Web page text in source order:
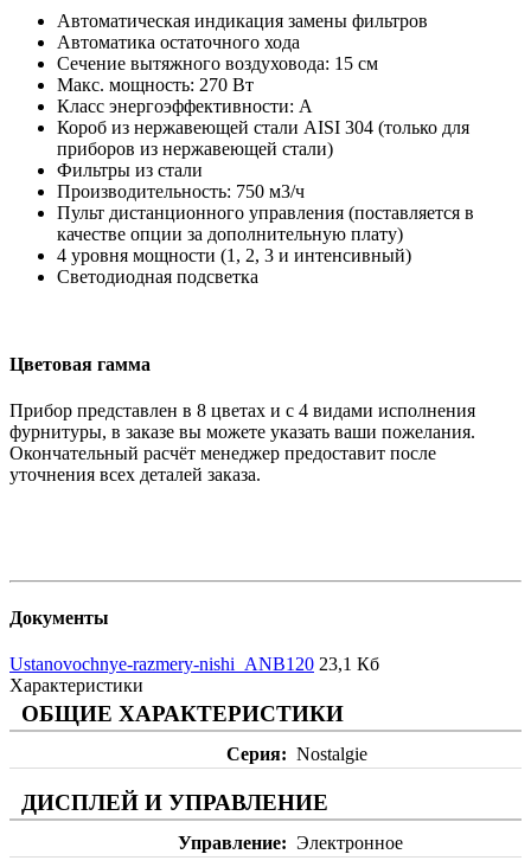
Автоматическая индикация замены фильтров
Автоматика остаточного хода
Сечение вытяжного воздуховода: 15 см
Макс. мощность: 270 Вт
Класс энергоэффективности: А
Короб из нержавеющей стали AISI 304 (только для
приборов из нержавеющей стали)
Фильтры из стали
Производительность: 750 м3/ч
Пульт дистанционного управления (поставляется в
качестве опции за дополнительную плату)
4 уровня мощности (1, 2, 3 и интенсивный)
Светодиодная подсветка
Цветовая гамма
Прибор представлен в 8 цветах и с 4 видами исполнения
фурнитуры, в заказе вы можете указать ваши пожелания.
Окончательный расчёт менеджер предоставит после
уточнения всех деталей заказа.
Документы
Ustanovochnye-razmery-nishi_ANB120 23,1 Кб
Характеристики
ОБЩИЕ ХАРАКТЕРИСТИКИ
Серия Nostalgie
ДИСПЛЕЙ И УПРАВЛЕНИЕ
Управление Электронное